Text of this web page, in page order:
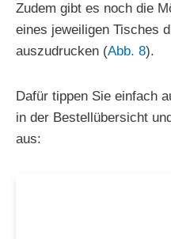
Zudem gibt es noch die
eines jeweiligen Tisches
auszudrucken (Abb. 8).
Dafür tippen Sie einfach
in der Bestellübersicht
aus: